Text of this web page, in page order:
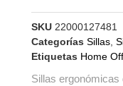
SKU 22000127481
Categorías Sillas,
Etiquetas Home
Sillas ergonómicas